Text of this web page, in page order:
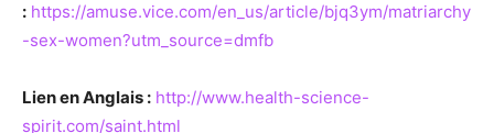
: https://amuse.vice.com/en_us/article/bjq3ym/matriarchy
-sex-women?utm_source=dmfb
Lien en Anglais : http://www.health-science-
spirit.com/saint.html